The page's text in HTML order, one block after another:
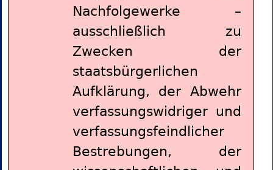
Nachfolgewerke –
ausschließlich zu
Zwecken der
staatsbürgerlichen
Aufklärung, der Abwehr
verfassungswidriger und
verfassungsfeindlicher
Bestrebungen, der